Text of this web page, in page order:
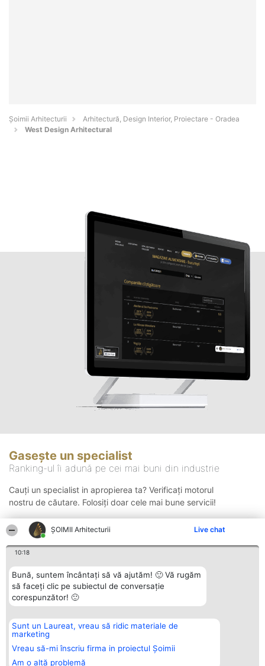
ȘOIMII Arhitecturii Live chat
10:18
Bună, suntem încântați să vă ajutăm! 🙂 Vă rugăm
să faceți clic pe subiectul de conversație
corespunzător! 🙂
Sunt un Laureat, vreau să ridic materiale de
marketing
Vreau să-mi înscriu firma in proiectul Șoimii
Am o altă problemă
Șoimii Arhitecturii
Arhitectură, Design Interior, Proiectare - Oradea
West Design Arhitectural
Gasește un specialist
Ranking-ul îi adună pe cei mai buni din industrie
Cauți un specialist in apropierea ta? Verificați motorul
nostru de căutare. Folosiți doar cele mai bune servicii!
Organizator Ranking
BRIGHT SOLUTIONS BR SRL
Aleea Timisul De Sus 2 Bl. A30
Sc. A Et. 4 Ap. 13 Cod 061952
București
Plebiscyt
Lista Tuturor
Laureaților
Contact